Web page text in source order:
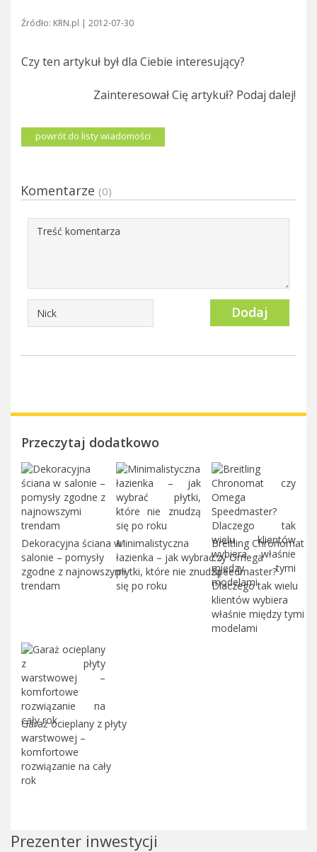
Źródło: KRN.pl | 2012-07-30
Czy ten artykuł był dla Ciebie interesujący?
Zainteresował Cię artykuł? Podaj dalej!
powrót do listy wiadomości
Komentarze (0)
Dodaj
Przeczytaj dodatkowo
Dekoracyjna ściana w
salonie – pomysły
zgodne z najnowszymi
trendam
Minimalistyczna
łazienka – jak wybrać
płytki, które nie znudzą
się po roku
Breitling Chronomat
czy Omega
Speedmaster?
Dlaczego tak wielu
klientów wybiera
właśnie między tymi
modelami
Garaż ocieplany z płyty
warstwowej –
komfortowe
rozwiązanie na cały
rok
Prezenter inwestycji